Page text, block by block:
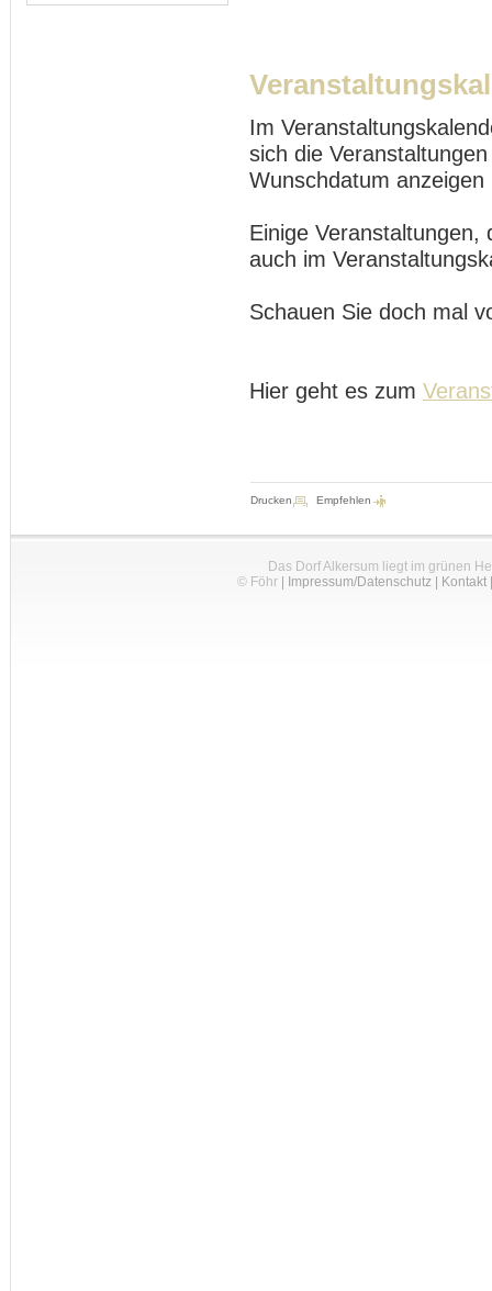
Im
sich die
Wunschdatum
Einige Veranstaltungen,
auch im
Schauen Sie doch mal
Hier geht es zum
Drucken Empfehlen
Das Dorf Alkersum liegt im grünen
© Föhr| Impressum/Datenschutz| Kontakt